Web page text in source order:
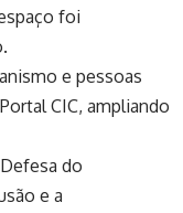
foi
e pessoas
CIC, ampliando
do
e a